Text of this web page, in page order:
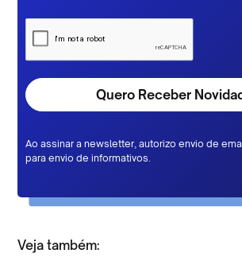
Ao assinar a newsletter, autorizo envio de
para envio de informativos.
Veja também: